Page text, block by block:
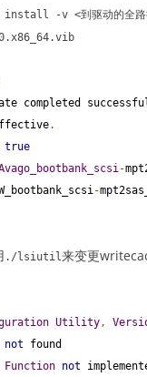
install -v <到驱动的全
. x86_64.vib
completed
.
true
-
-
./lsiutil 来变更
Utility ,
not found
Function not